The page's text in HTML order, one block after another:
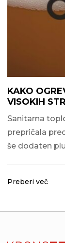
KAKO
VISOKIH
Sanitarna
prepričala
še dodaten
Preberi več